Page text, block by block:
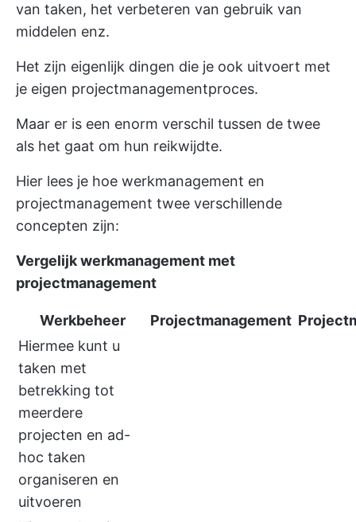
van taken, het verbeteren van gebruik van
middelen enz.
Het zijn eigenlijk dingen die je ook uitvoert met
je eigen projectmanagementproces.
Maar er is een enorm verschil tussen de twee
als het gaat om hun reikwijdte.
Hier lees je hoe werkmanagement en
projectmanagement twee verschillende
concepten zijn:
Vergelijk werkmanagement met
projectmanagement
Werkbeheer Projectmanagement
Hiermee kunt u
taken met
betrekking tot
meerdere
projecten en ad-
hoc taken
organiseren en
uitvoeren